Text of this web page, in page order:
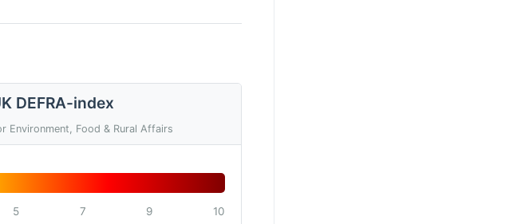
DEFRA-index
Environment, Food & Rural Affairs
5 7 9 10